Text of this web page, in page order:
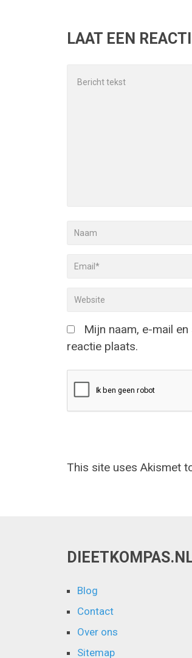
LAAT EEN
Mijn naam, e-mail
reactie plaats.
This site uses Akismet
Blog
Contact
Over ons
Sitemap